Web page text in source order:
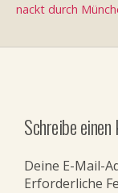
nackt durch
Schreibe
Deine E-Mail-
Erforderliche